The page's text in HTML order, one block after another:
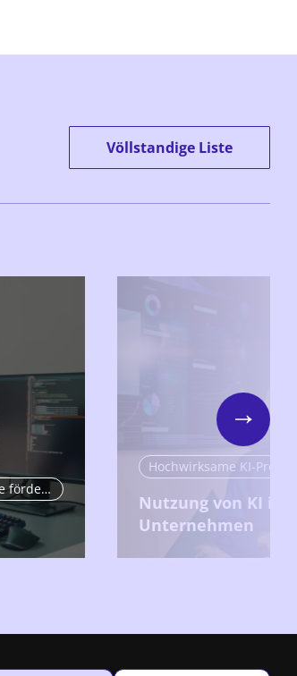
Völlstandige Liste
Hochwirksame KI-Projekte fördern
Nutzung von KI im
Unternehmen
Next